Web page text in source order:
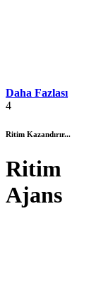
Daha Fazlası
4
Ritim Kazandırır...
Ritim
Ajans